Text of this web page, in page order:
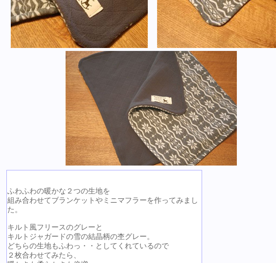
ふわふわの暖かな２つの生地を
組み合わせてブランケットやミニマフラーを作ってみまし
た。
キルト風フリースのグレーと
キルトジャガードの雪の結晶柄の杢グレー。
どちらの生地もふわっ・・としてくれているので
２枚合わせてみたら、